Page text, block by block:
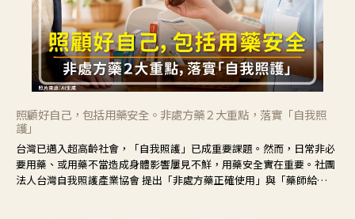
照顧好自己，包括用藥安全。非處方藥２大重點，落實「自我照
護」
台灣已邁入超高齡社會，「自我照護」已成重要課題。然而，日常非必
要用藥、或用藥不當造成身體影響屢見不鮮，用藥安全實在重要。社團
法人台灣自我照護產業協會 提出「非處方藥正確使用」與「藥師給